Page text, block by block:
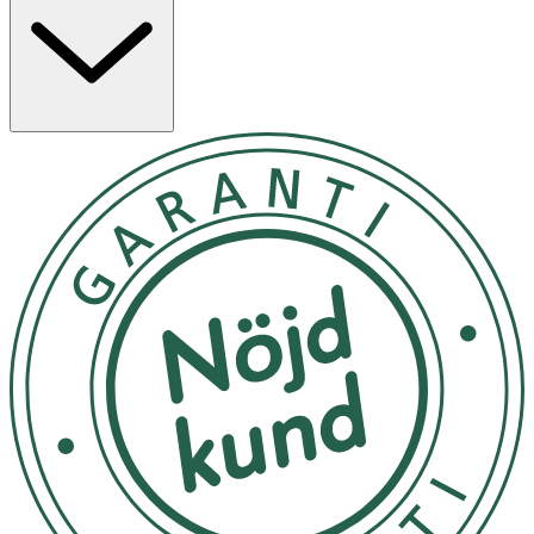
Formulan innehåller 10 % centella asiatica-extrakt (Cica),
känt för sina lugnande och reparerande egenskaper.
Produkten är även berikad med Cica-komplex,
bidrar till att återfukta huden och stärka hudbarriären.
Egenskaper
· Innehåller 10 % centella asiatica-extrakt
· Fri från parfym, eteriska oljor och alkohol
· Återfuktar och stärker hudbarriären
· Passar känslig, torr och reaktiv hud
Användning
· Applicera efter rengöring, morgon och kväll.
· Använd händer eller bomullsrondell och klappa in